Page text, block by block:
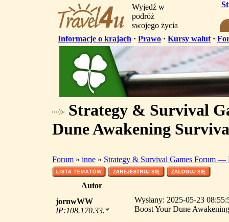
Wyjedź w
podróż
swojego życia
Informacje o krajach · Prawo · Kursy walut ·
Strategy & Survival
Dune Awakening
Forum » inne » Strategy & Survival Games Forum
Autor
jornwWW
IP:108.170.33.*
Wysłany: 2025-05-23
Boost Your Dune